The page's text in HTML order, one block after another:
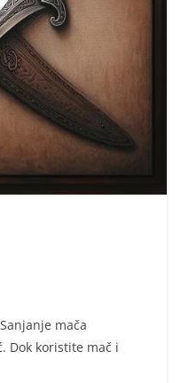
mača
Dok koristite mač i